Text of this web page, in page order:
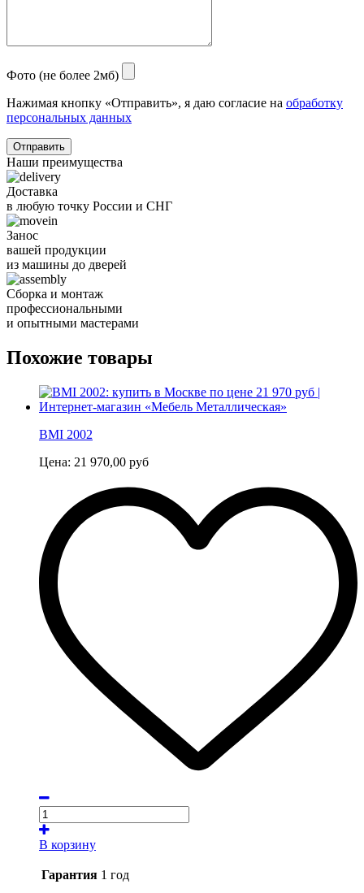
Фото (не более 2мб)
Нажимая кнопку «Отправить», я даю согласие на обработку
персональных данных
Отправить
Наши преимущества
Доставка
в любую точку России и СНГ
Занос
вашей продукции
из машины до дверей
Сборка и монтаж
профессиональными
и опытными мастерами
Похожие товары
ВМI 2002
Цена: 21 970,00 руб
В корзину
Гарантия 1 год